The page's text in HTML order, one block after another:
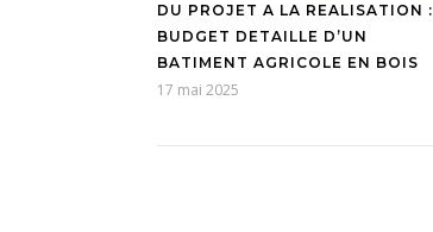
DU PROJET A LA REALISATION :
BUDGET DETAILLE D’UN
BATIMENT AGRICOLE EN BOIS
17 mai 2025